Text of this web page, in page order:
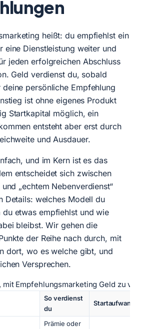
heißt: du empfiehlst ein
eine Dienstleistung weiter und
jeden erfolgreichen Abschluss
Geld verdienst du, sobald
deine persönliche Empfehlung
ist ohne eigenes Produkt
Startkapital möglich, ein
entsteht aber erst durch
und Ausdauer.
und im Kern ist es das
entscheidet sich zwischen
und „echtem Nebenverdienst“
Details: welches Modell du
du etwas empfiehlst und wie
bleibst. Wir gehen die
der Reihe nach durch, mit
dort, wo es welche gibt, und
Versprechen.
mit Empfehlungsmarketing Geld zu
So verdienst
du
Startaufwand
Prämie oder